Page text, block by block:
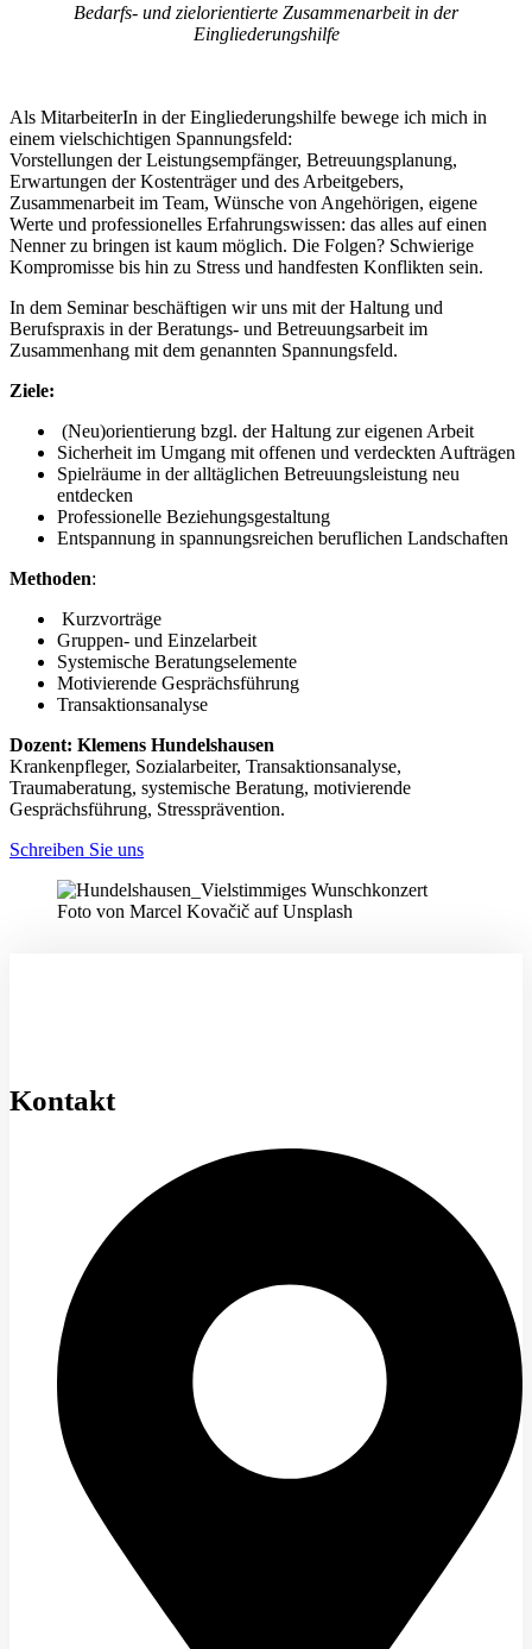
Bedarfs- und zielorientierte Zusammenarbeit in der
Eingliederungshilfe
Als MitarbeiterIn in der Eingliederungshilfe bewege ich mich in
einem vielschichtigen Spannungsfeld:
Vorstellungen der Leistungsempfänger, Betreuungsplanung,
Erwartungen der Kostenträger und des Arbeitgebers,
Zusammenarbeit im Team, Wünsche von Angehörigen, eigene
Werte und professionelles Erfahrungswissen: das alles auf einen
Nenner zu bringen ist kaum möglich. Die Folgen? Schwierige
Kompromisse bis hin zu Stress und handfesten Konflikten sein.
In dem Seminar beschäftigen wir uns mit der Haltung und
Berufspraxis in der Beratungs- und Betreuungsarbeit im
Zusammenhang mit dem genannten Spannungsfeld.
Ziele:
(Neu)orientierung bzgl. der Haltung zur eigenen Arbeit
Sicherheit im Umgang mit offenen und verdeckten Aufträgen
Spielräume in der alltäglichen Betreuungsleistung neu
entdecken
Professionelle Beziehungsgestaltung
Entspannung in spannungsreichen beruflichen Landschaften
Methoden:
Kurzvorträge
Gruppen- und Einzelarbeit
Systemische Beratungselemente
Motivierende Gesprächsführung
Transaktionsanalyse
Dozent: Klemens Hundelshausen
Krankenpfleger, Sozialarbeiter, Transaktionsanalyse,
Traumaberatung, systemische Beratung, motivierende
Gesprächsführung, Stressprävention.
Schreiben Sie uns
Foto von Marcel Kovačič auf Unsplash
Kontakt